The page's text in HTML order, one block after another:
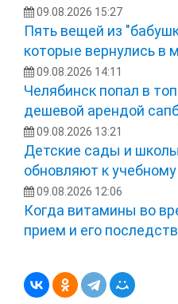
09.08.2026 15:27
Пять вещей из
которые вернулись в
09.08.2026 14:11
Челябинск попал в
дешевой арендой
09.08.2026 13:21
Детские сады и
обновляют к учебному
09.08.2026 12:06
Когда витамины во
прием и его